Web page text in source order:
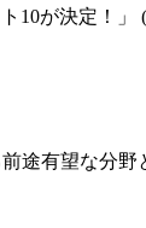
10が決定！」 (
有望な分野